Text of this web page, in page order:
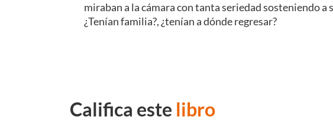
miraban a la cámara con tanta seriedad sosteniendo
¿Tenían familia?, ¿tenían a dónde regresar?
Califica este libro